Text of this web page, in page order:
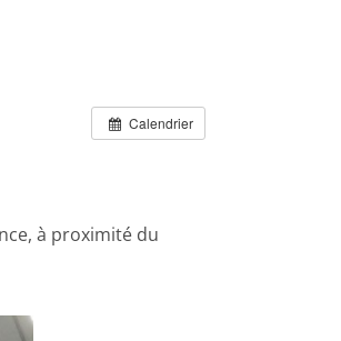
Calendrier
à proximité du